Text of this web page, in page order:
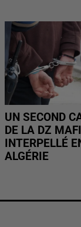
UN SECOND
DE LA DZ
INTERPELLÉ
ALGÉRIE